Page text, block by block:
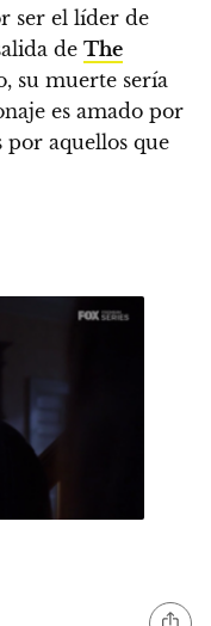
ser el líder de
de The
su muerte sería
es amado por
por aquellos que